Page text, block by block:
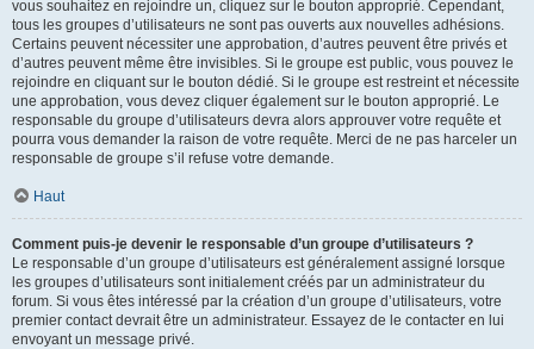
vous souhaitez en rejoindre un, cliquez sur le bouton approprié. Cependant,
tous les groupes d’utilisateurs ne sont pas ouverts aux nouvelles adhésions.
Certains peuvent nécessiter une approbation, d’autres peuvent être privés et
d’autres peuvent même être invisibles. Si le groupe est public, vous pouvez le
rejoindre en cliquant sur le bouton dédié. Si le groupe est restreint et nécessite
une approbation, vous devez cliquer également sur le bouton approprié. Le
responsable du groupe d’utilisateurs devra alors approuver votre requête et
pourra vous demander la raison de votre requête. Merci de ne pas harceler un
responsable de groupe s’il refuse votre demande.
Haut
Comment puis-je devenir le responsable d’un groupe d’utilisateurs ?
Le responsable d’un groupe d’utilisateurs est généralement assigné lorsque
les groupes d’utilisateurs sont initialement créés par un administrateur du
forum. Si vous êtes intéressé par la création d’un groupe d’utilisateurs, votre
premier contact devrait être un administrateur. Essayez de le contacter en lui
envoyant un message privé.